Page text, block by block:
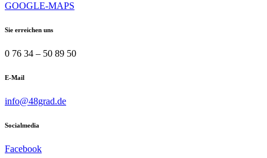
GOOGLE-MAPS
Sie erreichen uns
0 76 34 – 50 89 50
E-Mail
info@48grad.de
Socialmedia
Facebook